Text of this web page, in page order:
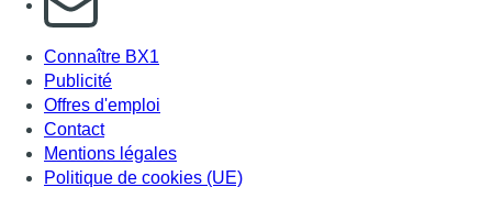
Connaître BX1
Publicité
Offres d'emploi
Contact
Mentions légales
Politique de cookies (UE)